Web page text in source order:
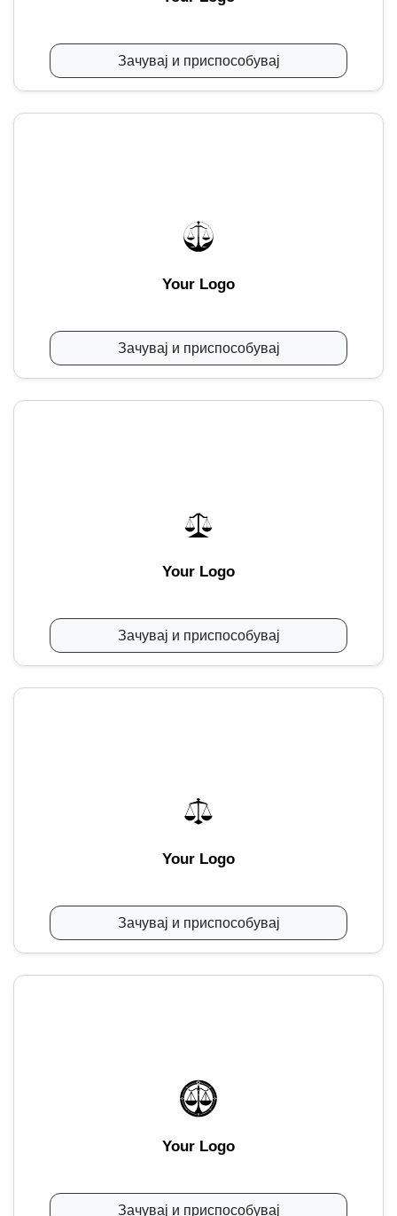
Зачувај и приспособувај
Your Logo
Зачувај и приспособувај
Your Logo
Зачувај и приспособувај
Your Logo
Зачувај и приспособувај
Your Logo
Зачувај и приспособувај